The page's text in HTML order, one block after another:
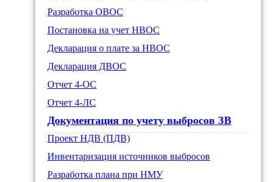
Разработка ОВОС
Постановка на учет НВОС
Декларация о плате за НВОС
Декларация ДВОС
Отчет 4-ОС
Отчет 4-ЛС
Документация по учету выбросов ЗВ
Проект НДВ (ПДВ)
Инвентаризация источников выбросов
Разработка плана при НМУ